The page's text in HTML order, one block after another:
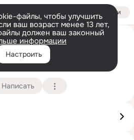
Войти
файлы, чтобы улучшить
ваш возраст менее 13 лет,
должен ваш законный
информации
Настроить
Власова
19 августа (51 год)
Написать